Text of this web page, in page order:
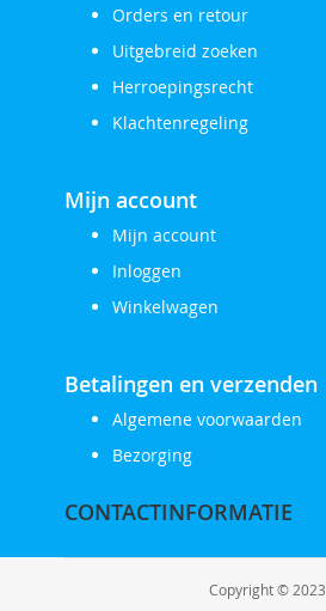
Orders en retour
Uitgebreid zoeken
Herroepingsrecht
Klachtenregeling
Mijn account
Mijn account
Inloggen
Winkelwagen
Betalingen en verzenden
Algemene voorwaarden
Bezorging
CONTACTINFORMATIE
Copyright © 2023